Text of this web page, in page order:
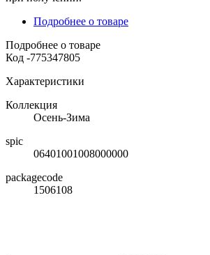
Подробнее о товаре
Подробнее о товаре
Код -775347805
Характеристики
Коллекция
Осень-Зима
spic
06401001008000000
packagecode
1506108